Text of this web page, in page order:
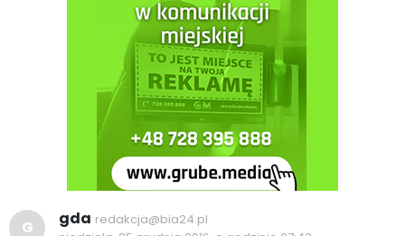
G gda redakcja@bia24.pl